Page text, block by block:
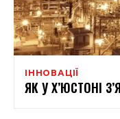
ІННОВАЦІЇ
ЯК У Х’ЮСТОНІ